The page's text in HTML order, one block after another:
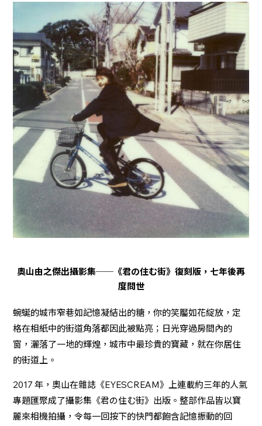
奧山由之傑出攝影集──《君の住む街》復刻版，七年後再
度問世
蜿蜒的城市窄巷如記憶凝結出的糖，你的笑靨如花綻放，定
格在相紙中的街道角落都因此被點亮；日光穿過房間內的
窗，灑落了一地的輝煌，城市中最珍貴的寶藏，就在你居住
的街道上。
2017 年，奧山在雜誌《EYESCREAM》上連載約三年的人氣
專題匯聚成了攝影集《君の住む街》出版。整部作品皆以寶
麗來相機拍攝，令每一回按下的快門都飽含記憶振動的回